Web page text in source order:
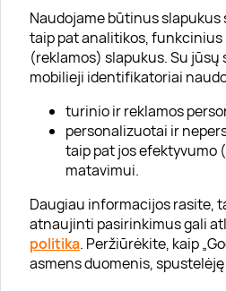
Naudojame būtinus slapukus
taip pat analitikos, funkcinius
(reklamos) slapukus. Su
mobilieji identifikatoriai
turinio ir reklamos
personalizuotai ir
taip pat jos efektyvumo
matavimui.
Daugiau informacijos rasite,
atnaujinti pasirinkimus gali
politika. Peržiūrėkite, kaip
asmens duomenis, spustelėję
Apie „Gera Dovana“
Lojalumo klubas
Karjera
Visi partneriai
Kontaktai
Tinklaraštis
Informacija